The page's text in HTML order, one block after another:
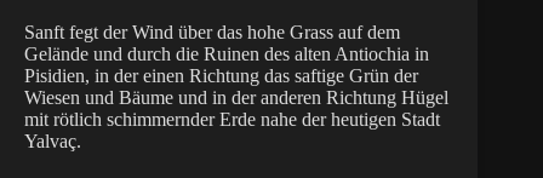
Sanft fegt der Wind über das hohe Grass auf dem
Gelände und durch die Ruinen des alten Antiochia in
Pisidien, in der einen Richtung das saftige Grün der
Wiesen und Bäume und in der anderen Richtung Hügel
mit rötlich schimmernder Erde nahe der heutigen Stadt
Yalvaç.